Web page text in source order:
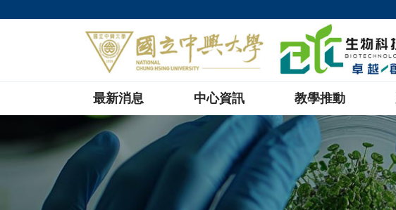
最新消息 中心資訊 教學推動